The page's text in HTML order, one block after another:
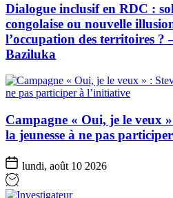
Dialogue inclusif en RDC :
congolaise ou nouvelle
l’occupation des territoires
Baziluka
Campagne « Oui, je le veux
la jeunesse à ne pas
lundi, août 10 2026